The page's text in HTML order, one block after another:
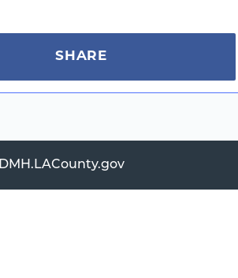
SHARE
DMH.LACounty.gov